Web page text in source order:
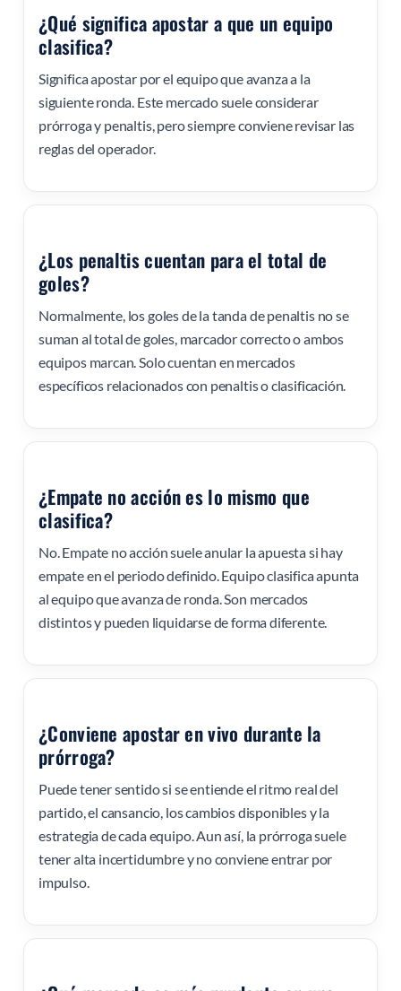
¿Qué significa apostar a que un equipo
clasifica?
Significa apostar por el equipo que avanza a la
siguiente ronda. Este mercado suele considerar
prórroga y penaltis, pero siempre conviene revisar las
reglas del operador.
¿Los penaltis cuentan para el total de
goles?
Normalmente, los goles de la tanda de penaltis no se
suman al total de goles, marcador correcto o ambos
equipos marcan. Solo cuentan en mercados
específicos relacionados con penaltis o clasificación.
¿Empate no acción es lo mismo que
clasifica?
No. Empate no acción suele anular la apuesta si hay
empate en el periodo definido. Equipo clasifica apunta
al equipo que avanza de ronda. Son mercados
distintos y pueden liquidarse de forma diferente.
¿Conviene apostar en vivo durante la
prórroga?
Puede tener sentido si se entiende el ritmo real del
partido, el cansancio, los cambios disponibles y la
estrategia de cada equipo. Aun así, la prórroga suele
tener alta incertidumbre y no conviene entrar por
impulso.